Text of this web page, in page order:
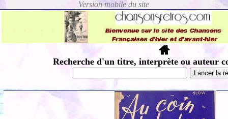
Recherche d'un titre, interprète ou auteur